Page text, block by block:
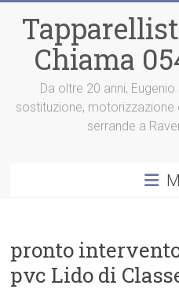
contenutoChiama
Da oltre 20 anni,
sostituzione, motorizzazione
serrande a
pronto
pvc Lido di